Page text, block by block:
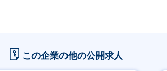
この企業の他の公開求人